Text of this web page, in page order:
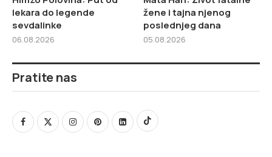
lekara do legende
sevdalinke
06.08.2026
žene i tajna njenog
poslednjeg dana
05.08.2026
Pratite nas